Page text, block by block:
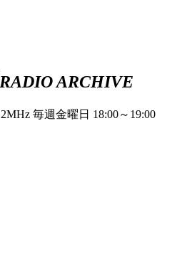
RADIO ARCHIVE